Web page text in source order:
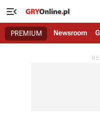

PREMIUM Newsroom